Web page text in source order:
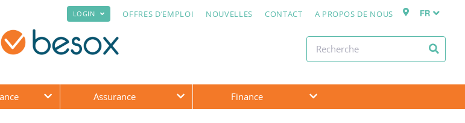
FR
LOGIN OFFRES D’EMPLOI NOUVELLES CONTACT A PROPOS DE NOUS
Assurance Finance